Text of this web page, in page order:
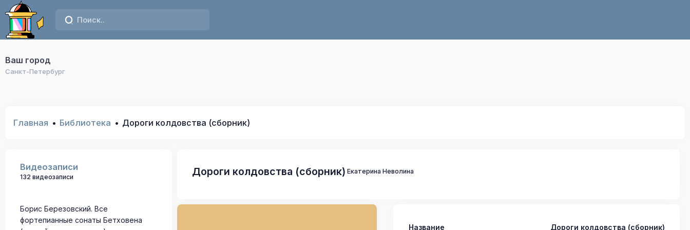
Ваш город
Санкт-Петербург
Главная Библиотека Дороги колдовства (сборник)
Видеозаписи
132 видеозаписи
Борис Березовский. Все
фортепианные сонаты Бетховена
Дороги колдовства (сборник) Екатерина Неволина
Название Дороги колдовства (сборник)